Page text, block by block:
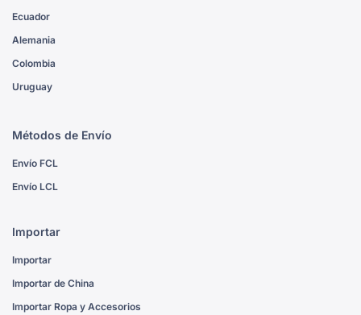
Ecuador
Alemania
Colombia
Uruguay
Métodos de Envío
Envío FCL
Envío LCL
Importar
Importar
Importar de China
Importar Ropa y Accesorios